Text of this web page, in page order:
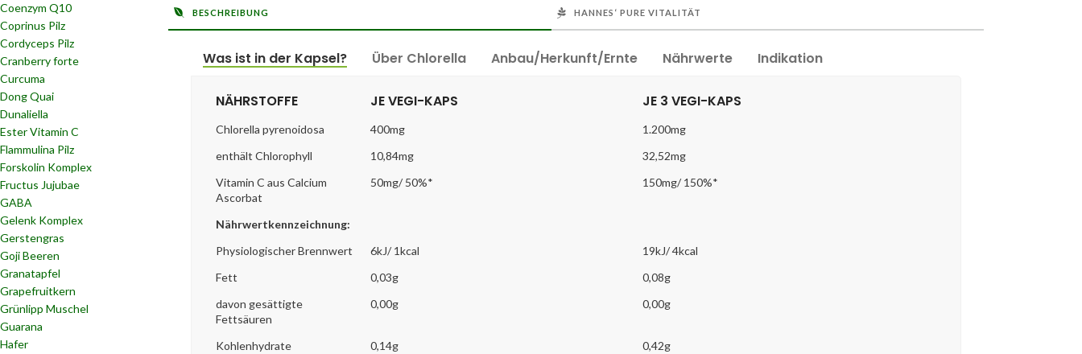
Coenzym Q10
Coprinus Pilz
Cordyceps Pilz
Cranberry forte
Curcuma
Dong Quai
Dunaliella
Ester Vitamin C
Flammulina Pilz
Forskolin Komplex
Fructus Jujubae
GABA
Gelenk Komplex
Gerstengras
Goji Beeren
Granatapfel
Grapefruitkern
Grünlipp Muschel
Guarana
Hafer
BESCHREIBUNG HANNES‘ PURE VITALITÄT
Was ist in der Kapsel? Über Chlorella Anbau/Herkunft/Ernte Nährwerte Indikation
NÄHRSTOFFE JE VEGI-KAPS JE 3 VEGI-KAPS
Chlorella pyrenoidosa 400mg
1.200mg
enthält Chlorophyll
10,84mg
32,52mg
Vitamin C aus Calcium
Ascorbat
50mg/ 50%* 150mg/ 150%*
Nährwertkennzeichnung:
Physiologischer Brennwert
6kJ/ 1kcal
19kJ/ 4kcal
Fett
0,03g
0,08g
davon gesättigte
Fettsäuren
0,00g 0,00g
Kohlenhydrate 0,14g
0,42g